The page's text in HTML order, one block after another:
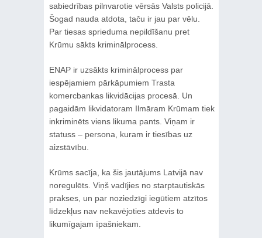
sabiedrības pilnvarotie vērsās Valsts policijā.
Šogad nauda atdota, taču ir jau par vēlu.
Par tiesas sprieduma nepildīšanu pret
Krūmu sākts kriminālprocess.
ENAP ir uzsākts kriminālprocess par
iespējamiem pārkāpumiem Trasta
komercbankas likvidācijas procesā. Un
pagaidām likvidatoram Ilmāram Krūmam tiek
inkriminēts viens likuma pants. Viņam ir
statuss – persona, kuram ir tiesības uz
aizstāvību.
Krūms sacīja, ka šis jautājums Latvijā nav
noregulēts. Viņš vadījies no starptautiskās
prakses, un par noziedzīgi iegūtiem atzītos
līdzekļus nav nekavējoties atdevis to
likumīgajam īpašniekam.